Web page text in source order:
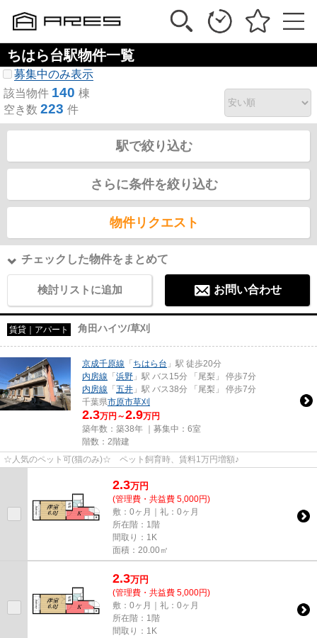
ちはら台駅物件一覧
募集中のみ表示
該当物件 140 棟
空き数 223 件
駅で絞り込む
さらに条件を絞り込む
物件リクエスト
チェックした物件をまとめて
検討リストに追加 お問い合わせ
賃貸｜アパート 角田ハイツ/草刈
京成千原線 「ちはら台 」駅 徒歩20分
内房線 「浜野 」駅 バス15分 「尾梨」 停歩7分
内房線 「五井 」駅 バス38分 「尾梨」 停歩7分
千葉県市原市草刈
2.3万円～2.9万円
築年数：築38年 ｜募集中： 6室
階数：2階建
☆人気のペット可(猫のみ)☆ ペット飼育時、賃料1万円増額♪
2.3万円
(管理費・共益費 5,000円)
敷：0ヶ月｜礼：0ヶ月
所在階：1階
間取り：1K
面積：20.00㎡
2.3万円
(管理費・共益費 5,000円)
敷：0ヶ月｜礼：0ヶ月
所在階：1階
間取り：1K